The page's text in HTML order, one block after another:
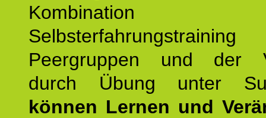
Peergruppen und der
durch Übung unter
können Lernen und